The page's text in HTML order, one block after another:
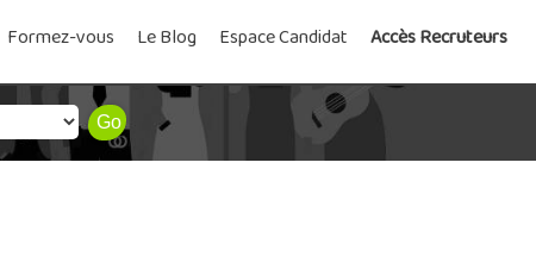
Formez-vous Le Blog Espace Candidat Accès Recruteurs